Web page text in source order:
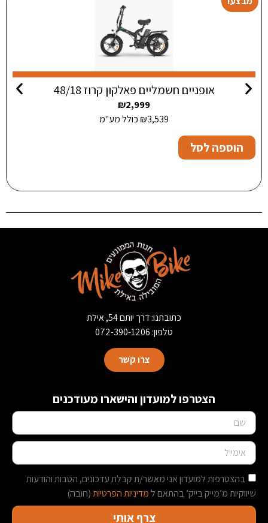
אופניים חשמליים פאלקון קרוז 48/18
₪2,999
₪3,539 כולל מע"מ
הוספה לסל
כתובתנו: דרך יותם 54, אילת
טלפון: 072-390-1206
צרו קשר
הצטרפו למועדון והישארו מעודכנים
בהצטרפות למועדון אני מאשר/ת קבלת עדכונים, הטבות והודעות
שיווקיות מ’מייק בייק’ בהתאם למדיניות הפרטיות(חובה)
צרף אותי